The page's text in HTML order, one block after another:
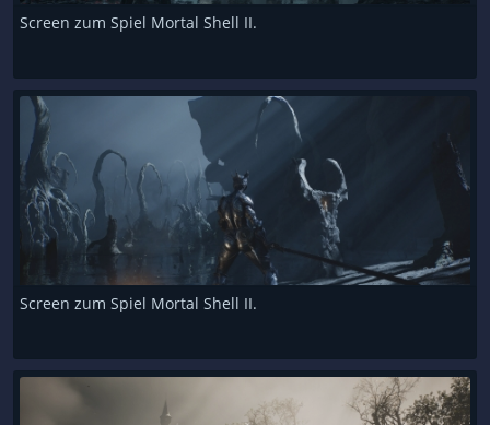
Screen zum Spiel Mortal Shell II.
Screen zum Spiel Mortal Shell II.